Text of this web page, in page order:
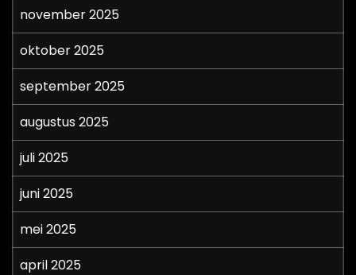
november 2025
oktober 2025
september 2025
augustus 2025
juli 2025
juni 2025
mei 2025
april 2025